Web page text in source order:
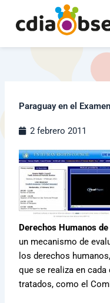
contenido
Paraguay en el
2 febrero 2011
Derechos Humanos
un mecanismo de
los derechos
que se realiza en
tratados, como el